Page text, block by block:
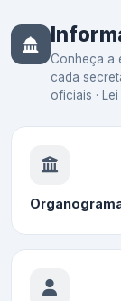
Conheça a
cada
oficiais · Lei